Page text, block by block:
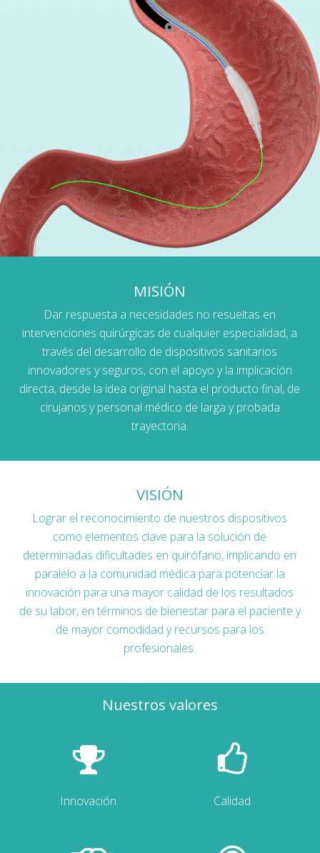
MISIÓN
Dar respuesta a necesidades no resueltas en
intervenciones quirúrgicas de cualquier especialidad, a
través del desarrollo de dispositivos sanitarios
innovadores y seguros, con el apoyo y la implicación
directa, desde la idea original hasta el producto final, de
cirujanos y personal médico de larga y probada
trayectoria.
VISIÓN
Lograr el reconocimiento de nuestros dispositivos
como elementos clave para la solución de
determinadas dificultades en quirófano, implicando en
paralelo a la comunidad médica para potenciar la
innovación para una mayor calidad de los resultados
de su labor, en términos de bienestar para el paciente y
de mayor comodidad y recursos para los
profesionales.
Nuestros valores
Innovación Calidad